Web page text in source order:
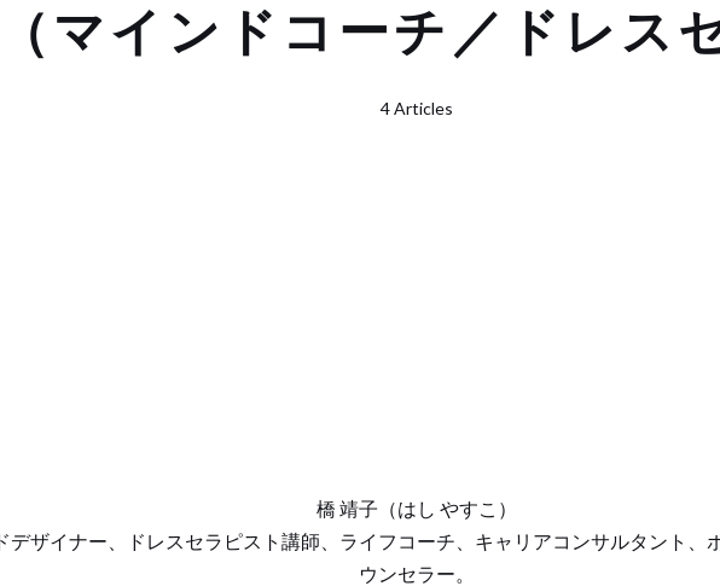
マインドコーチ／ドレス
4 Articles
橋 靖子（はし やすこ）
デザイナー、ドレスセラピスト講師、ライフコーチ、キャリアコンサルタント、
ウンセラー。